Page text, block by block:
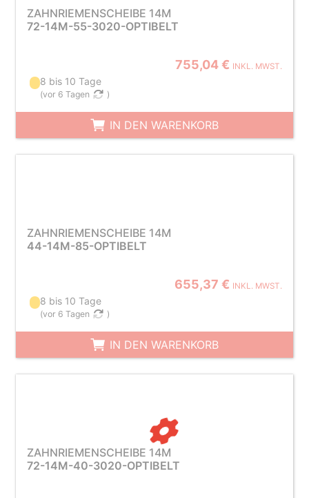
ZAHNRIEMENSCHEIBE 14M
72-14M-55-3020-OPTIBELT
755,04 € INKL. MWST.
8 bis 10 Tage
(vor 6 Tagen )
IN DEN WARENKORB
ZAHNRIEMENSCHEIBE 14M
44-14M-85-OPTIBELT
655,37 € INKL. MWST.
8 bis 10 Tage
(vor 6 Tagen )
IN DEN WARENKORB
ZAHNRIEMENSCHEIBE 14M
72-14M-40-3020-OPTIBELT